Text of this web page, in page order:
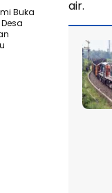
air.
Buka